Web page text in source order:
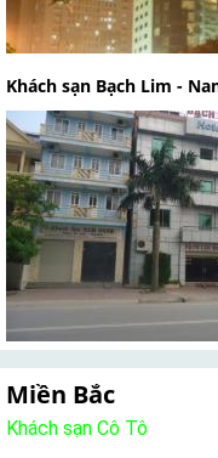
Khách sạn Bạch Lim -
Miền Bắc
Khách sạn Cô Tô